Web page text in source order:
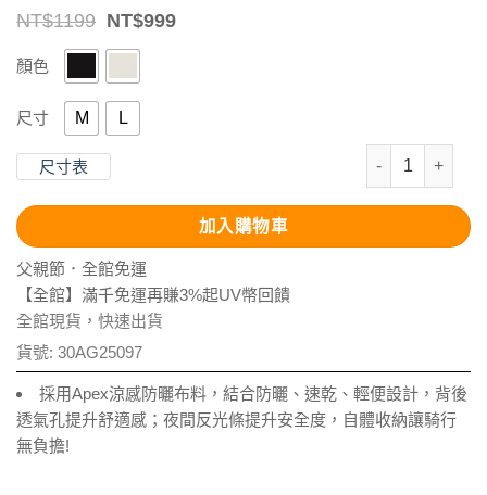
NT$1199 Original
was:
NT$1199.
NT$999Current
顏色
尺寸 M L
尺寸表
抗UV-Apex涼
加入購物車
父親節．全館免運
【全館】滿千免運再賺3%起UV幣回饋
全館現貨，快速出貨
貨號: 30AG25097
採用Apex涼感防曬布料，結合防曬、速乾、輕便設計，背後
透氣孔提升舒適感；夜間反光條提升安全度，自體收納讓騎行
無負擔!